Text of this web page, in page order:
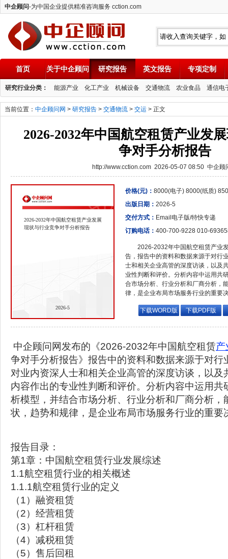
中企顾问-为中国企业提供精准咨询服务 cction.com
中企顾问
首页 关于中企顾问 研究报告 英文报告 专项定制
研究行业分类： 能源产业 化工产业 机械设备 交通物流 农业食品 通信电
当前位置： 中企顾问网 > 研究报告 > 交通物流 > 交运 > 正文
2026-2032年中国航空租赁产业发
争对手分析报告
http://www.cction.com 2026-05-07 08:50 中企顾
2026-2032年中国航空租赁产业发展
现状与行业竞争对手分析报告
2026-5
价格(元)： 8000(电子) 8000(纸质)
出版日期： 2026-5
交付方式： Email电子版/特快专递
订购电话： 400-700-9228 010-
2026-2032年中国航空租赁产业
告，报告中的资料和数据来源于对行
士和相关企业高管的深度访谈，以及
业性判断和评价。分析内容中运用共
合市场分析、行业分析和厂商分析，
律，是企业布局市场服务行业的重要
下载WORD版 下载PDF版
中企顾问网发布的《2026-2032年中国航空租赁产
争对手分析报告》报告中的资料和数据来源于对行
对业内资深人士和相关企业高管的深度访谈，以及
内容作出的专业性判断和评价。分析内容中运用共
析模型，并结合市场分析、行业分析和厂商分析，
状，趋势和规律，是企业布局市场服务行业的重要
报告目录：
第1章：中国航空租赁行业发展综述
1.1航空租赁行业的相关概述
1.1.1航空租赁行业的定义
（1）融资租赁
（2）经营租赁
（3）杠杆租赁
（4）减税租赁
（5）售后回租